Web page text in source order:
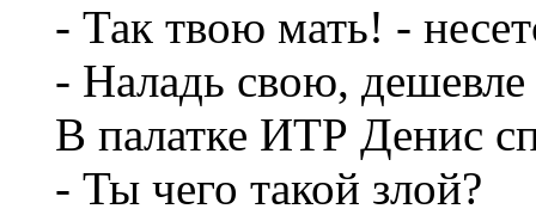
- Так твою мать! -
- Наладь свою, дешевле
В палатке ИТР Денис
- Ты чего такой злой?